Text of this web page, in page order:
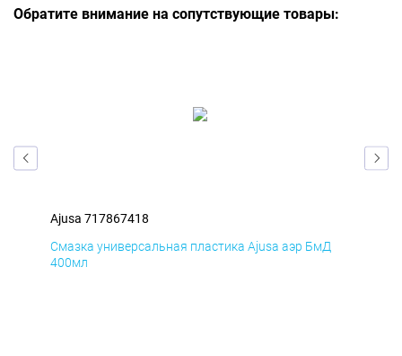
Обратите внимание на сопутствующие товары:
Ajusa 717867418
Смазка универсальная пластика Ajusa аэр БмД
400мл